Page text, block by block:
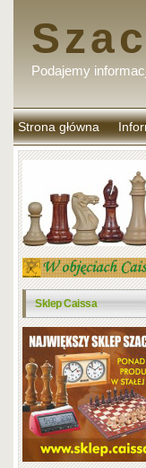
Podajemy
Strona główna
Sklep Caissa